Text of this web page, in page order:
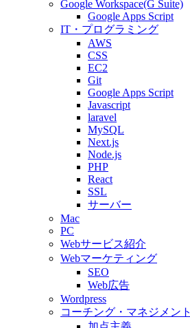
Google Workspace(G Suite)
Google Apps Script
IT・プログラミング
AWS
CSS
EC2
Git
Google Apps Script
Javascript
laravel
MySQL
Next.js
Node.js
PHP
React
SSL
サーバー
Mac
PC
Webサービス紹介
Webマーケティング
SEO
Web広告
Wordpress
コーチング・マネジメント